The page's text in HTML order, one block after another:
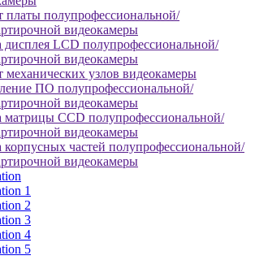
платы полупрофессиональной/
видеокамеры
дисплея LCD полупрофессиональной/
видеокамеры
механических узлов видеокамеры
ПО полупрофессиональной/
видеокамеры
матрицы CCD полупрофессиональной/
видеокамеры
корпусных частей полупрофессиональной/
видеокамеры
1
2
3
4
5